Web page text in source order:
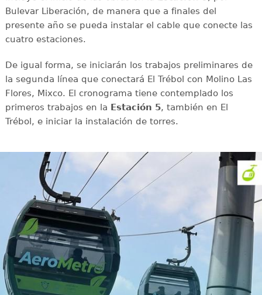
Bulevar Liberación, de manera que a finales del
presente año se pueda instalar el cable que conecte las
cuatro estaciones.
De igual forma, se iniciarán los trabajos preliminares de
la segunda línea que conectará El Trébol con Molino Las
Flores, Mixco. El cronograma tiene contemplado los
primeros trabajos en la Estación 5, también en El
Trébol, e iniciar la instalación de torres.